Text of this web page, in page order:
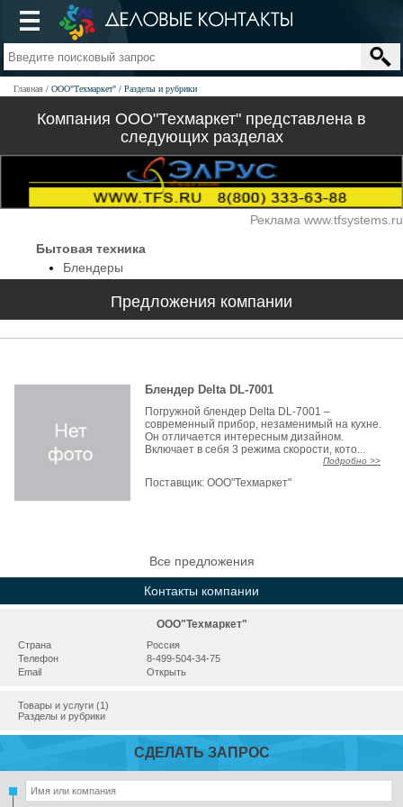
Главная ООО"Техмаркет" Разделы и рубрики
Компания ООО"Техмаркет" представлена в
следующих разделах
Реклама www.tfsystems.ru
Бытовая техника
Блендеры
Предложения компании
Блендер Delta DL-7001
Погружной блендер Delta DL-7001 –
современный прибор, незаменимый на кухне.
Он отличается интересным дизайном.
Включает в себя 3 режима скорости, кото...
Подробно >>
Поставщик:ООО"Техмаркет"
Все предложения
Контакты компании
ООО"Техмаркет"
Страна
Россия
Телефон
8-499-504-34-75
Email
Открыть
Товары и услуги (1)
Разделы и рубрики
СДЕЛАТЬ ЗАПРОС